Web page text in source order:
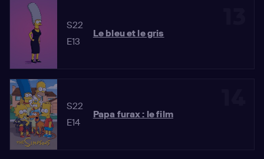
S22
E13
Le bleu et le gris
S22
E14
Papa furax : le film